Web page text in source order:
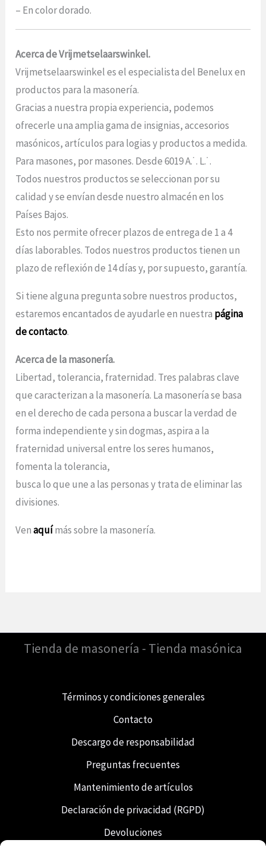
– En color dorado.
Acerca de Vrijmetselaarswinkel.
Vrijmetselaarswinkel es el especialista del Benelux en
productos para la masonería.
Gracias a nuestra propia experiencia, podemos
ofrecerle una amplia gama de insignias, accesorios
masónicos, artículos para logias y productos a medida.
Para masones, por masones. Desde 6019 A.˙. L.˙.
Todos nuestros productos se seleccionan por su
calidad y se envían desde nuestro almacén en los
Países Bajos.
Esto nos permite ofrecer plazos de entrega de 1 a 4
días laborables. Todos nuestros productos tienen un
plazo de reflexión de 14 días y, por supuesto, garantía.
Si tiene alguna pregunta sobre nuestros productos,
estaremos encantados de ayudarle en nuestra página
de contacto.
Acerca de la masonería.
Libertad, tolerancia, fraternidad. Tres palabras clave
que caracterizan a la masonería. La masonería se basa
en el derecho de cada persona a buscar la verdad de
forma independiente y sin dogmas, aspira a la
fraternidad universal entre los seres humanos,
fomenta la tolerancia,
busca lo que une a las personas y trata de eliminar las
divisiones.
Venaquímás sobre la masonería.
Tienda de masonería - Tienda masónica
Términos y condiciones generales
Contacto
Descargo de responsabilidad
Preguntas frecuentes
Mantenimiento de artículos
Declaración de privacidad (RGPD)
Devoluciones